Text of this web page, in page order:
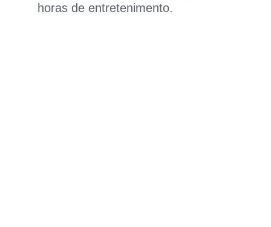
horas de entretenimento.